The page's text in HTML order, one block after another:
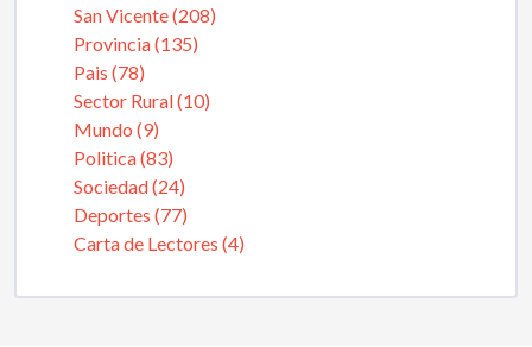
San Vicente (208)
Provincia (135)
Pais (78)
Sector Rural (10)
Mundo (9)
Politica (83)
Sociedad (24)
Deportes (77)
Carta de Lectores (4)